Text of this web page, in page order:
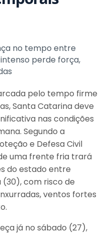
no tempo entre
perde força,
pelo tempo firme
Santa Catarina deve
nas condições
Segundo a
e Defesa Civil
uma frente fria trará
do estado entre
com risco de
ventos fortes
já no sábado (27),